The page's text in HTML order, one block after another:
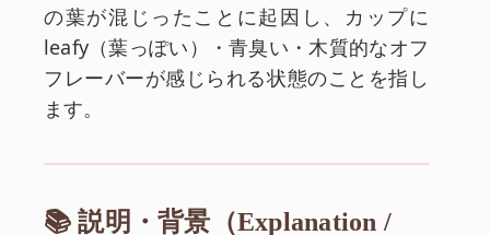
の葉が混じったことに起因し、カップに
leafy（葉っぽい）・青臭い・木質的なオフ
フレーバーが感じられる状態のことを指し
ます。
📚 説明・背景（Explanation /